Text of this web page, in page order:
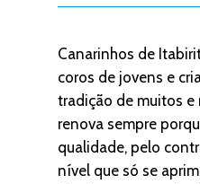
Canarinhos de
coros de jovens e
tradição de muitos e
renova sempre
qualidade, pelo
nível que só se